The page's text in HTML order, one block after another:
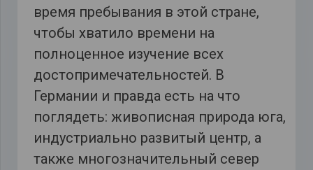
время пребывания в этой стране,
чтобы хватило времени на
полноценное изучение всех
достопримечательностей. В
Германии и правда есть на что
поглядеть: живописная природа юга,
индустриально развитый центр, а
также многозначительный север